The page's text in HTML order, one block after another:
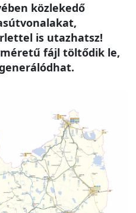
közlekedő
is utazhatsz!
fájl töltődik le,